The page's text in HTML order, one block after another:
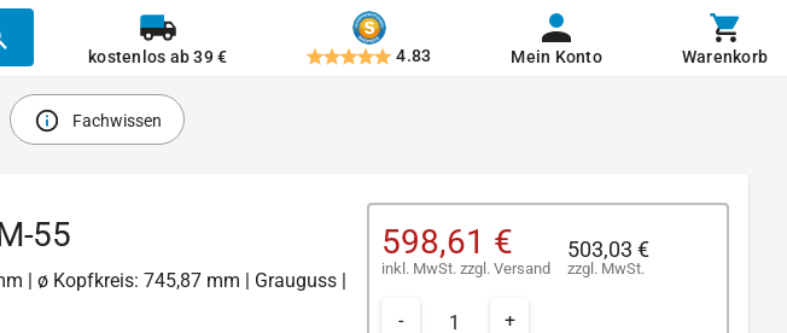
kostenlos ab 39 € 4.83 Mein Konto Warenkorb
Fachwissen
55
| ø Kopfkreis: 745,87 mm | Grauguss |
598,61 €
inkl. MwSt. zzgl. Versand
503,03 €
zzgl. MwSt.
- +